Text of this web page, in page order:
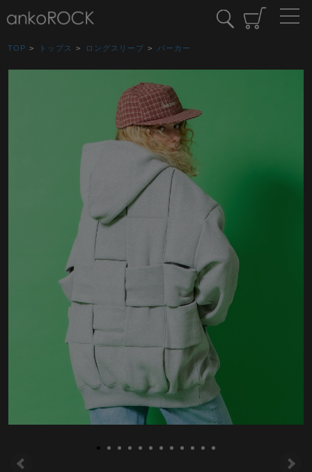
TOP > トップス > ロングスリーブ > パーカー